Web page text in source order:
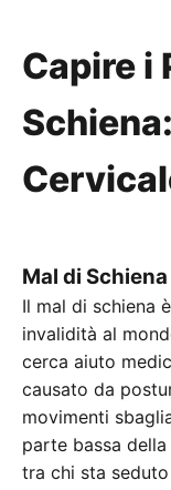
Capire i
Mal di Schiena
Il mal di schiena
invalidità al
cerca aiuto
causato da
movimenti
parte bassa
tra chi sta